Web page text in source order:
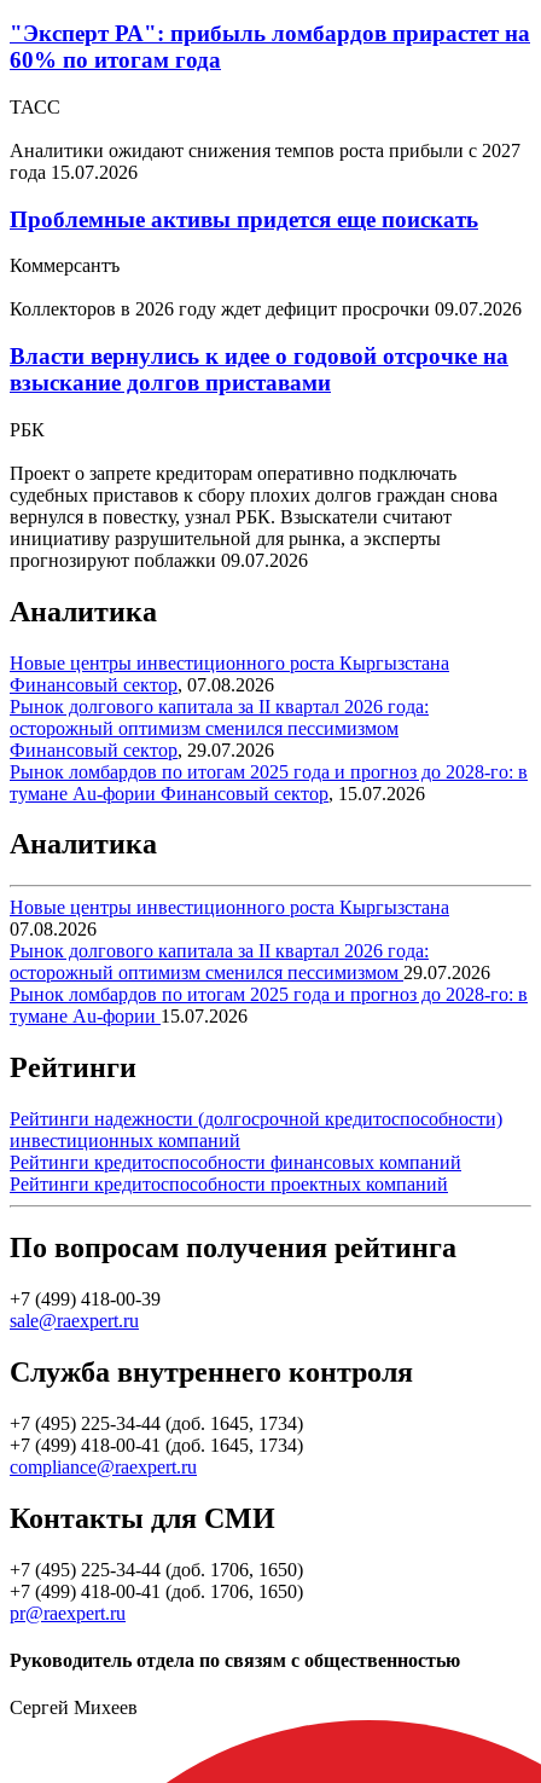
"Эксперт РА": прибыль ломбардов прирастет на
60% по итогам года
ТАСС
Аналитики ожидают снижения темпов роста прибыли с 2027
года 15.07.2026
Проблемные активы придется еще поискать
Коммерсантъ
Коллекторов в 2026 году ждет дефицит просрочки 09.07.2026
Власти вернулись к идее о годовой отсрочке на
взыскание долгов приставами
РБК
Проект о запрете кредиторам оперативно подключать
судебных приставов к сбору плохих долгов граждан снова
вернулся в повестку, узнал РБК. Взыскатели считают
инициативу разрушительной для рынка, а эксперты
прогнозируют поблажки 09.07.2026
Аналитика
Новые центры инвестиционного роста Кыргызстана
Финансовый сектор, 07.08.2026
Рынок долгового капитала за II квартал 2026 года:
осторожный оптимизм сменился пессимизмом
Финансовый сектор, 29.07.2026
Рынок ломбардов по итогам 2025 года и прогноз до 2028-го: в
тумане Au-фории Финансовый сектор, 15.07.2026
Аналитика
Новые центры инвестиционного роста Кыргызстана
07.08.2026
Рынок долгового капитала за II квартал 2026 года:
осторожный оптимизм сменился пессимизмом 29.07.2026
Рынок ломбардов по итогам 2025 года и прогноз до 2028-го: в
тумане Au-фории 15.07.2026
Рейтинги
Рейтинги надежности (долгосрочной кредитоспособности)
инвестиционных компаний
Рейтинги кредитоспособности финансовых компаний
Рейтинги кредитоспособности проектных компаний
По вопросам получения рейтинга
+7 (499) 418-00-39
sale@raexpert.ru
Служба внутреннего контроля
+7 (495) 225-34-44 (доб. 1645, 1734)
+7 (499) 418-00-41 (доб. 1645, 1734)
compliance@raexpert.ru
Контакты для СМИ
+7 (495) 225-34-44 (доб. 1706, 1650)
+7 (499) 418-00-41 (доб. 1706, 1650)
pr@raexpert.ru
Руководитель отдела по связям с общественностью
Сергей Михеев